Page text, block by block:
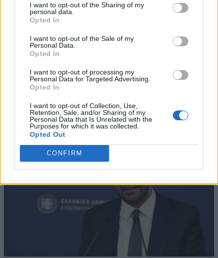
I want to opt-out of the Sharing of my
personal data.
Opted In
I want to opt-out of the Sale of my
Personal Data.
Opted In
I want to opt-out of processing my
Personal Data for Targeted Advertising.
Opted In
I want to opt-out of Collection, Use,
Retention, Sale, and/or Sharing of my
Personal Data that Is Unrelated with the
Purposes for which it was collected.
Opted Out
CONFIRM